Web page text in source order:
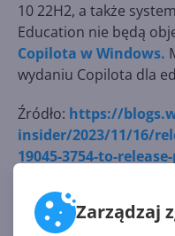
Zarządzaj
10 22H2, a także
Education nie będą
Copilota w Windows.
wydaniu Copilota dla
Źródło: https://
insider/2023/11/16/
19045-3754-to-
Źródło: